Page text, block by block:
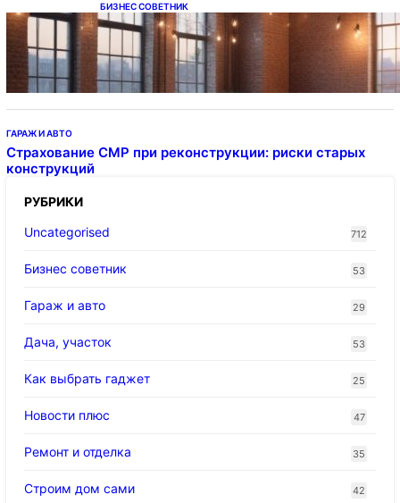
БИЗНЕС СОВЕТНИК
Подвесные светодиодные светильники на
тросе
ГАРАЖ И АВТО
Страхование СМР при реконструкции: риски старых
конструкций
РУБРИКИ
Uncategorised
712
Бизнес советник 53
Гараж и авто 29
Дача, участок 53
Как выбрать гаджет 25
Новости плюс 47
Ремонт и отделка 35
Строим дом сами 42